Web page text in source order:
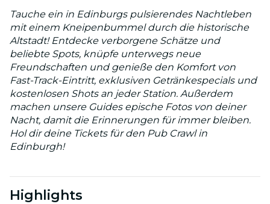
Tauche ein in Edinburgs pulsierendes Nachtleben
mit einem Kneipenbummel durch die historische
Altstadt! Entdecke verborgene Schätze und
beliebte Spots, knüpfe unterwegs neue
Freundschaften und genieße den Komfort von
Fast-Track-Eintritt, exklusiven Getränkespecials und
kostenlosen Shots an jeder Station. Außerdem
machen unsere Guides epische Fotos von deiner
Nacht, damit die Erinnerungen für immer bleiben.
Hol dir deine Tickets für den Pub Crawl in
Edinburgh!
Highlights